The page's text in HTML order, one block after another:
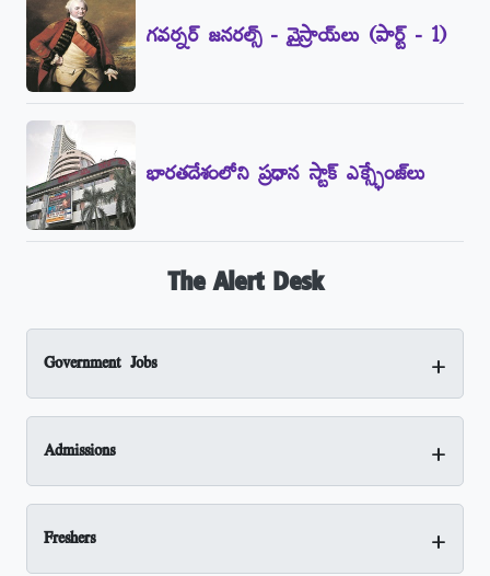
గవర్నర్‌ జనరల్స్‌ - వైస్రాయ్‌లు (పార్ట్‌ - 1)
భారతదేశంలోని ప్రధాన స్టాక్‌ ఎక్స్ఛేంజ్‌లు
The Alert Desk
Government Jobs +
Admissions +
Freshers +